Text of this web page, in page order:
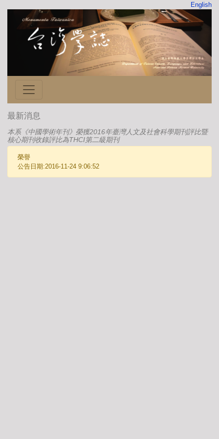
English
最新消息
本系《中國學術年刊》榮獲2016年臺灣人文及社會科學期刊評比暨
核心期刊收錄評比為THCI第二級期刊
榮譽
公告日期:2016-11-24 9:06:52